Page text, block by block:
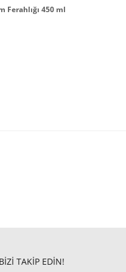
Ferahlığı 450 ml
BİZİ TAKİP EDİN!